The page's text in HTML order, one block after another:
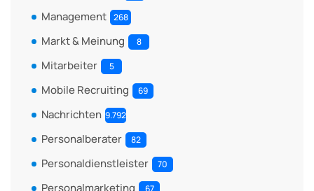
Management 268
Markt & Meinung 8
Mitarbeiter 5
Mobile Recruiting 69
Nachrichten 9.792
Personalberater 82
Personaldienstleister 70
Personalmarketing 67